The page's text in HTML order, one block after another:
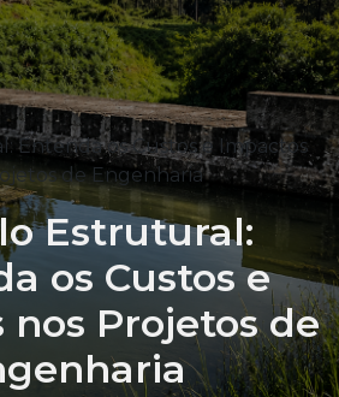
Entenda os Custos e Impactos
de Engenharia
Estrutural:
os Custos e
nos Projetos de